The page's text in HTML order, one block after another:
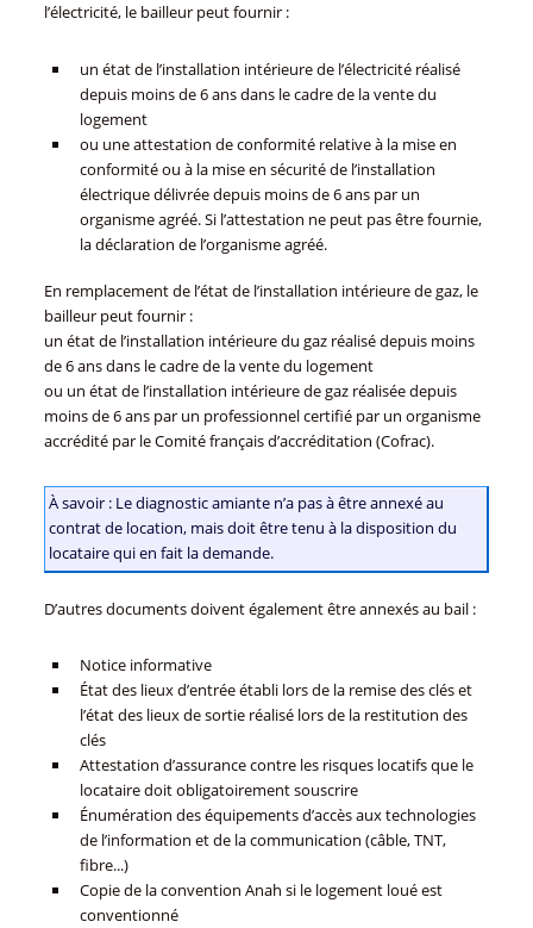
l’électricité, le bailleur peut fournir :
un état de l’installation intérieure de l’électricité réalisé
depuis moins de 6 ans dans le cadre de la vente du
logement
ou une attestation de conformité relative à la mise en
conformité ou à la mise en sécurité de l’installation
électrique délivrée depuis moins de 6 ans par un
organisme agréé. Si l’attestation ne peut pas être fournie,
la déclaration de l’organisme agréé.
En remplacement de l’état de l’installation intérieure de gaz, le
bailleur peut fournir :
un état de l’installation intérieure du gaz réalisé depuis moins
de 6 ans dans le cadre de la vente du logement
ou un état de l’installation intérieure de gaz réalisée depuis
moins de 6 ans par un professionnel certifié par un organisme
accrédité par le Comité français d’accréditation (Cofrac).
À savoir : Le diagnostic amiante n’a pas à être annexé au
contrat de location, mais doit être tenu à la disposition du
locataire qui en fait la demande.
D’autres documents doivent également être annexés au bail :
Notice informative
État des lieux d’entrée établi lors de la remise des clés et
l’état des lieux de sortie réalisé lors de la restitution des
clés
Attestation d’assurance contre les risques locatifs que le
locataire doit obligatoirement souscrire
Énumération des équipements d’accès aux technologies
de l’information et de la communication (câble, TNT,
fibre...)
Copie de la convention Anah si le logement loué est
conventionné